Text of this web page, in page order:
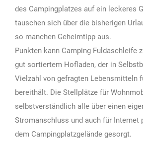
des Campingplatzes auf ein leckeres
tauschen sich über die bisherigen
so manchen Geheimtipp aus.
Punkten kann Camping Fuldaschleife
gut sortiertem Hofladen, der in
Vielzahl von gefragten Lebensmitteln
bereithält. Die Stellplätze für
selbstverständlich alle über einen
Stromanschluss und auch für Internet
dem Campingplatzgelände gesorgt.